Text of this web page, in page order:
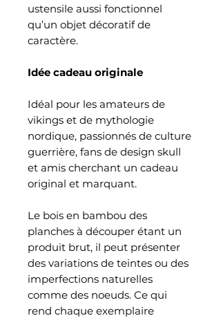
ustensile aussi fonctionnel
qu’un objet décoratif de
caractère.
Idée cadeau originale
Idéal pour les amateurs de
vikings et de mythologie
nordique, passionnés de culture
guerrière, fans de design skull
et amis cherchant un cadeau
original et marquant.
Le bois en bambou des
planches à découper étant un
produit brut, il peut présenter
des variations de teintes ou des
imperfections naturelles
comme des noeuds. Ce qui
rend chaque exemplaire